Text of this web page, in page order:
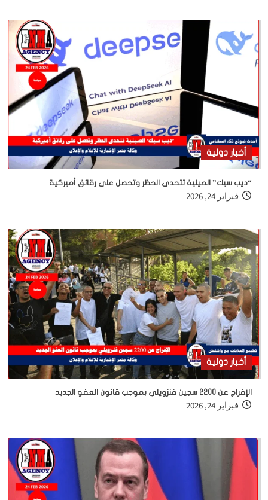
أخبار دولية
“ديب سيك” الصينية تتحدى الحظر وتحصل على رقائق أميركية
فبراير 24, 2026
أخبار دولية
الإفراج عن 2200 سجين فنزويلي بموجب قانون العفو الجديد
فبراير 24, 2026